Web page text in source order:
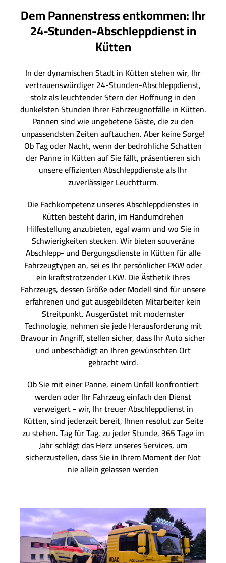
Dem Pannenstress entkommen: Ihr
24-Stunden-Abschleppdienst in
Kütten
In der dynamischen Stadt in Kütten stehen wir, Ihr
vertrauenswürdiger 24-Stunden-Abschleppdienst,
stolz als leuchtender Stern der Hoffnung in den
dunkelsten Stunden Ihrer Fahrzeugnotfälle in Kütten.
Pannen sind wie ungebetene Gäste, die zu den
unpassendsten Zeiten auftauchen. Aber keine Sorge!
Ob Tag oder Nacht, wenn der bedrohliche Schatten
der Panne in Kütten auf Sie fällt, präsentieren sich
unsere effizienten Abschleppdienste als Ihr
zuverlässiger Leuchtturm.
Die Fachkompetenz unseres Abschleppdienstes in
Kütten besteht darin, im Handumdrehen
Hilfestellung anzubieten, egal wann und wo Sie in
Schwierigkeiten stecken. Wir bieten souveräne
Abschlepp- und Bergungsdienste in Kütten für alle
Fahrzeugtypen an, sei es Ihr persönlicher PKW oder
ein kraftstrotzender LKW. Die Ästhetik Ihres
Fahrzeugs, dessen Größe oder Modell sind für unsere
erfahrenen und gut ausgebildeten Mitarbeiter kein
Streitpunkt. Ausgerüstet mit modernster
Technologie, nehmen sie jede Herausforderung mit
Bravour in Angriff, stellen sicher, dass Ihr Auto sicher
und unbeschädigt an Ihren gewünschten Ort
gebracht wird.
Ob Sie mit einer Panne, einem Unfall konfrontiert
werden oder Ihr Fahrzeug einfach den Dienst
verweigert - wir, Ihr treuer Abschleppdienst in
Kütten, sind jederzeit bereit, Ihnen resolut zur Seite
zu stehen. Tag für Tag, zu jeder Stunde, 365 Tage im
Jahr schlägt das Herz unseres Services, um
sicherzustellen, dass Sie in Ihrem Moment der Not
nie allein gelassen werden